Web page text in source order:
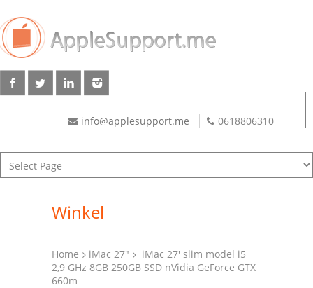
info@applesupport.me 0618806310
Winkel
Home iMac 27"
iMac 27′ slim model i5
2,9 GHz 8GB 250GB SSD nVidia GeForce GTX
660m